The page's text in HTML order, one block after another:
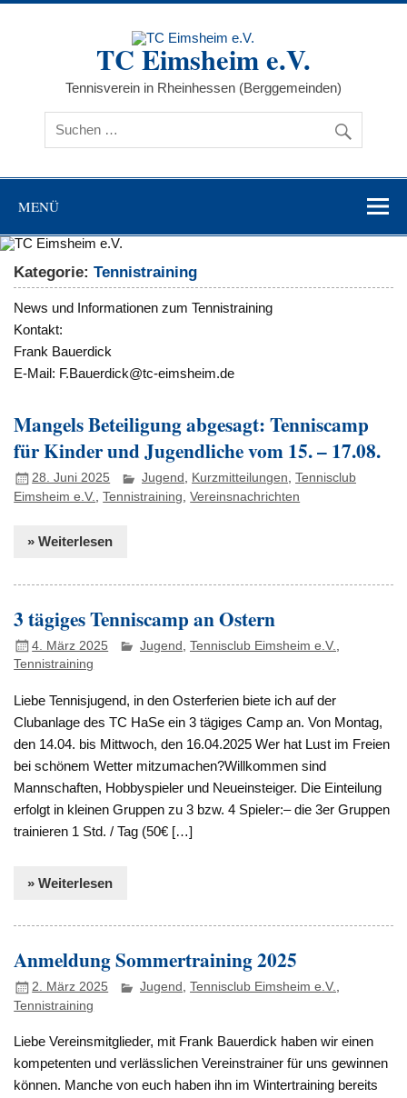
Zum
TC Eimsheim e.V.
Tennisverein in Rheinhessen (Berggemeinden)
MENÜ
Kategorie:Tennistraining
News und Informationen zum Tennistraining
Kontakt:
Frank Bauerdick
E-Mail: F.Bauerdick@tc-eimsheim.de
Mangels Beteiligung abgesagt: Tenniscamp
für Kinder und Jugendliche vom 15. – 17.08.
28. Juni 2025 Jugend , Kurzmitteilungen,Tennisclub
Eimsheim e.V.
,Tennistraining ,Vereinsnachrichten
» Weiterlesen
3 tägiges Tenniscamp an Ostern
4. März 2025 Jugend ,Tennisclub Eimsheim e.V.,
Tennistraining
Liebe Tennisjugend, in den Osterferien biete ich auf der
Clubanlage des TC HaSe ein 3 tägiges Camp an. Von Montag,
den 14.04. bis Mittwoch, den 16.04.2025 Wer hat Lust im Freien
bei schönem Wetter mitzumachen?Willkommen sind
Mannschaften, Hobbyspieler und Neueinsteiger. Die Einteilung
erfolgt in kleinen Gruppen zu 3 bzw. 4 Spieler:– die 3er Gruppen
trainieren 1 Std. / Tag (50€ […]
» Weiterlesen
Anmeldung Sommertraining 2025
2. März 2025 Jugend ,Tennisclub Eimsheim e.V.,
Tennistraining
Liebe Vereinsmitglieder, mit Frank Bauerdick haben wir einen
kompetenten und verlässlichen Vereinstrainer für uns gewinnen
können. Manche von euch haben ihn im Wintertraining bereits